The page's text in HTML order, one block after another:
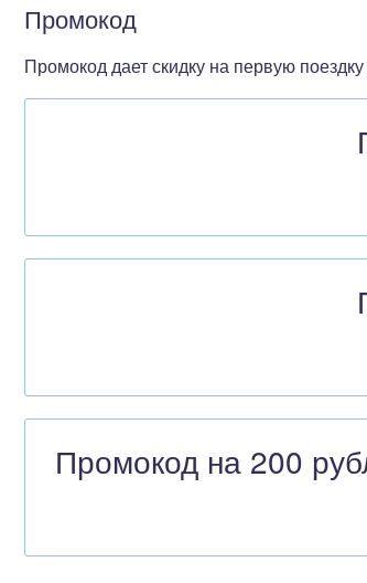
Промокод
Промокод дает скидку на первую
Промокод на 200